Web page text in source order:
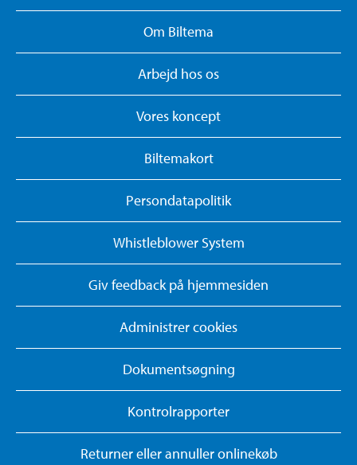
Om Biltema
Arbejd hos os
Vores koncept
Biltemakort
Persondatapolitik
Whistleblower System
Giv feedback på hjemmesiden
Administrer cookies
Dokumentsøgning
Kontrolrapporter
Returner eller annuller onlinekøb